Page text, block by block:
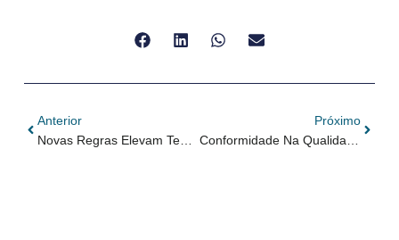
Anterior
Novas Regras Elevam Tensões No Mercado De Combustíveis
Próximo